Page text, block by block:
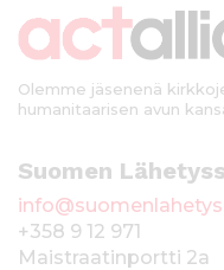
Olemme jäsenenä
humanitaarisen avun
Suomen
+358 9 12 971
Maistraatinportti 2a